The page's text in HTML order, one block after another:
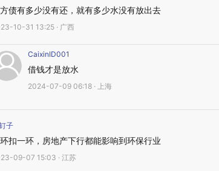
债有多少没有还，就有多少水没有放出去
10-31 13:25 · 广西
CaixinID001
借钱才是放水
2024-07-09 06:18 · 上海
子
扣一环，房地产下行都能影响到环保行业
09-07 15:03 · 江苏